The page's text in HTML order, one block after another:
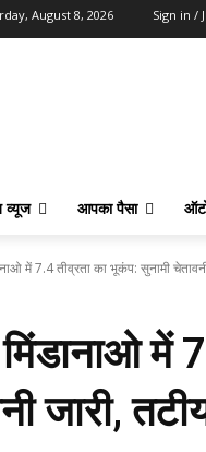
August 8, 2026 Sign in /
व्यूज आपका पैसा
में 7.4 तीव्रता का भूकंप: सुनामी
में
जारी,